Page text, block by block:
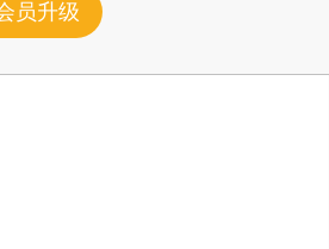
员升级